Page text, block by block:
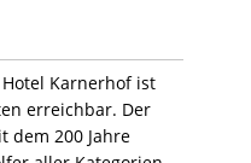
Karnerhof ist
erreichbar. Der
dem 200 Jahre